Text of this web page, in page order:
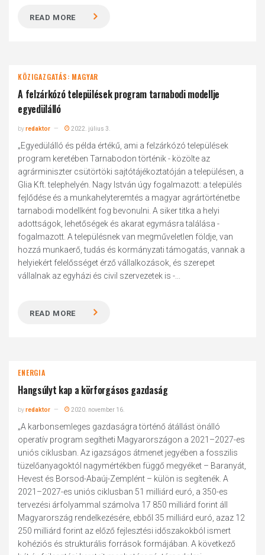
READ MORE
KÖZIGAZGATÁS: MAGYAR
A felzárkózó települések program tarnabodi modellje
egyedülálló
byredaktor 2022. július 3.
„Egyedülálló és példa értékű, ami a felzárkózó települések
program keretében Tarnabodon történik - közölte az
agrárminiszter csütörtöki sajtótájékoztatóján a településen, a
Glia Kft. telephelyén. Nagy István úgy fogalmazott: a település
fejlődése és a munkahelyteremtés a magyar agrártörténetbe
tarnabodi modellként fog bevonulni. A siker titka a helyi
adottságok, lehetőségek és akarat egymásra találása -
fogalmazott. A településnek van megműveletlen földje, van
hozzá munkaerő, tudás és kormányzati támogatás, vannak a
helyiekért felelősséget érző vállalkozások, és szerepet
vállalnak az egyházi és civil szervezetek is -...
READ MORE
ENERGIA
Hangsúlyt kap a körforgásos gazdaság
byredaktor 2020. november 16.
„A karbonsemleges gazdaságra történő átállást önálló
operatív program segítheti Magyarországon a 2021–2027-es
uniós ciklusban. Az igazságos átmenet jegyében a fosszilis
tüzelőanyagoktól nagymértékben függő megyéket – Baranyát,
Hevest és Borsod-Abaúj-Zemplént – külön is segítenék. A
2021–2027-es uniós ciklusban 51 milliárd euró, a 350-es
tervezési árfolyammal számolva 17 850 milliárd forint áll
Magyarország rendelkezésére, ebből 35 milliárd euró, azaz 12
250 milliárd forint az előző fejlesztési időszakokból ismert
kohéziós és strukturális források formájában. A következő